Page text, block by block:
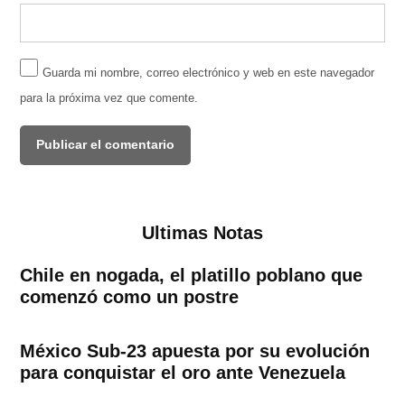
Guarda mi nombre, correo electrónico y web en este navegador
para la próxima vez que comente.
Ultimas Notas
Chile en nogada, el platillo poblano que
comenzó como un postre
México Sub-23 apuesta por su evolución
para conquistar el oro ante Venezuela